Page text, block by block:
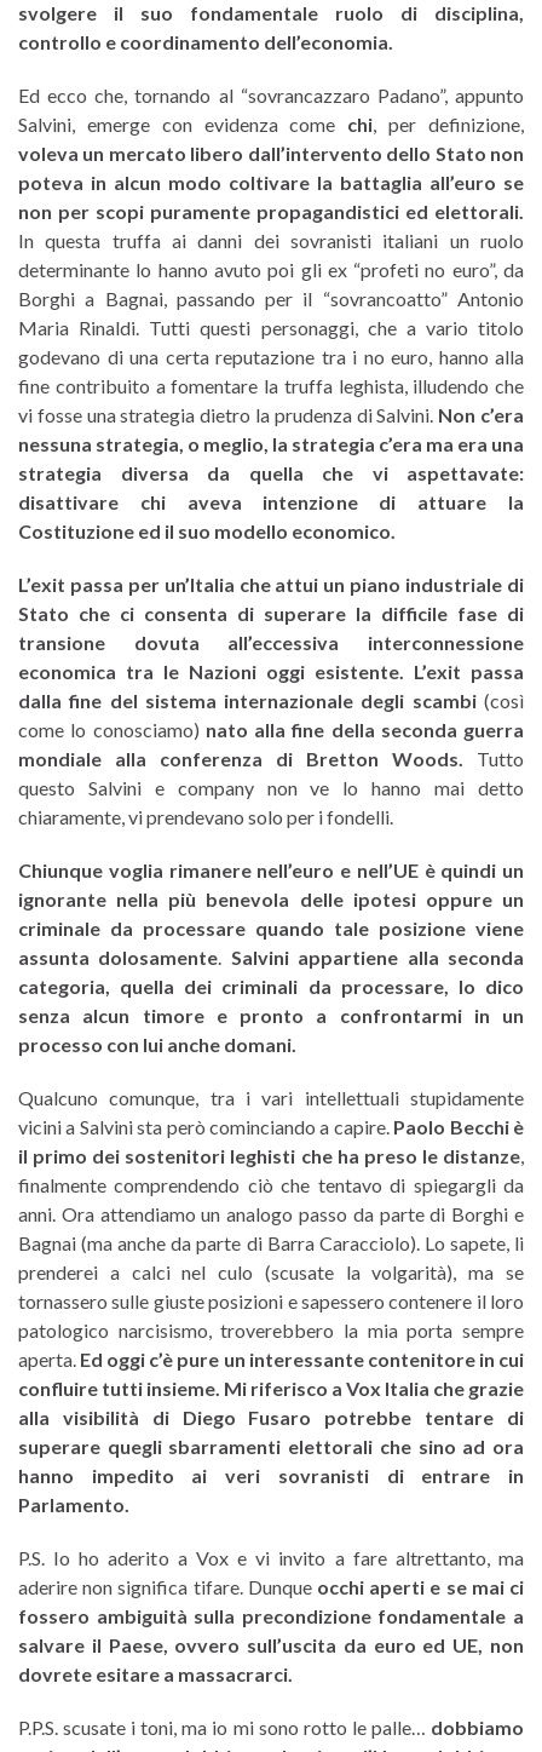
svolgere il suo fondamentale ruolo di disciplina,
controllo e coordinamento dell’economia.
Ed ecco che, tornando al “sovrancazzaro Padano”, appunto
Salvini, emerge con evidenza come chi, per definizione,
voleva un mercato libero dall’intervento dello Stato non
poteva in alcun modo coltivare la battaglia all’euro se
non per scopi puramente propagandistici ed elettorali.
In questa truffa ai danni dei sovranisti italiani un ruolo
determinante lo hanno avuto poi gli ex “profeti no euro”, da
Borghi a Bagnai, passando per il “sovrancoatto” Antonio
Maria Rinaldi. Tutti questi personaggi, che a vario titolo
godevano di una certa reputazione tra i no euro, hanno alla
fine contribuito a fomentare la truffa leghista, illudendo che
vi fosse una strategia dietro la prudenza di Salvini. Non c’era
nessuna strategia, o meglio, la strategia c’era ma era una
strategia diversa da quella che vi aspettavate:
disattivare chi aveva intenzione di attuare la
Costituzione ed il suo modello economico.
L’exit passa per un’Italia che attui un piano industriale di
Stato che ci consenta di superare la difficile fase di
transione dovuta all’eccessiva interconnessione
economica tra le Nazioni oggi esistente. L’exit passa
dalla fine del sistema internazionale degli scambi (così
come lo conosciamo) nato alla fine della seconda guerra
mondiale alla conferenza di Bretton Woods. Tutto
questo Salvini e company non ve lo hanno mai detto
chiaramente, vi prendevano solo per i fondelli.
Chiunque voglia rimanere nell’euro e nell’UE è quindi un
ignorante nella più benevola delle ipotesi oppure un
criminale da processare quando tale posizione viene
assunta dolosamente. Salvini appartiene alla seconda
categoria, quella dei criminali da processare, lo dico
senza alcun timore e pronto a confrontarmi in un
processo con lui anche domani.
Qualcuno comunque, tra i vari intellettuali stupidamente
vicini a Salvini sta però cominciando a capire. Paolo Becchi è
il primo dei sostenitori leghisti che ha preso le distanze,
finalmente comprendendo ciò che tentavo di spiegargli da
anni. Ora attendiamo un analogo passo da parte di Borghi e
Bagnai (ma anche da parte di Barra Caracciolo). Lo sapete, li
prenderei a calci nel culo (scusate la volgarità), ma se
tornassero sulle giuste posizioni e sapessero contenere il loro
patologico narcisismo, troverebbero la mia porta sempre
aperta. Ed oggi c’è pure un interessante contenitore in cui
confluire tutti insieme. Mi riferisco a Vox Italia che grazie
alla visibilità di Diego Fusaro potrebbe tentare di
superare quegli sbarramenti elettorali che sino ad ora
hanno impedito ai veri sovranisti di entrare in
Parlamento.
P.S. Io ho aderito a Vox e vi invito a fare altrettanto, ma
aderire non significa tifare. Dunque occhi aperti e se mai ci
fossero ambiguità sulla precondizione fondamentale a
salvare il Paese, ovvero sull’uscita da euro ed UE, non
dovrete esitare a massacrarci.
P.P.S. scusate i toni, ma io mi sono rotto le palle… dobbiamo